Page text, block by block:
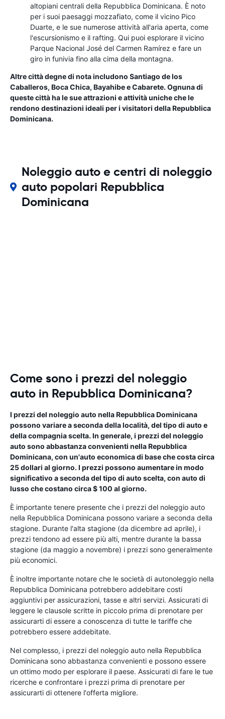
altopiani centrali della Repubblica Dominicana. È noto
per i suoi paesaggi mozzafiato, come il vicino Pico
Duarte, e le sue numerose attività all'aria aperta, come
l'escursionismo e il rafting. Qui puoi esplorare il vicino
Parque Nacional José del Carmen Ramírez e fare un
giro in funivia fino alla cima della montagna.
Altre città degne di nota includono Santiago de los
Caballeros, Boca Chica, Bayahibe e Cabarete. Ognuna di
queste città ha le sue attrazioni e attività uniche che le
rendono destinazioni ideali per i visitatori della Repubblica
Dominicana.
Noleggio auto e centri di noleggio
auto popolari Repubblica
Dominicana
Come sono i prezzi del noleggio
auto in Repubblica Dominicana?
I prezzi del noleggio auto nella Repubblica Dominicana
possono variare a seconda della località, del tipo di auto e
della compagnia scelta. In generale, i prezzi del noleggio
auto sono abbastanza convenienti nella Repubblica
Dominicana, con un'auto economica di base che costa circa
25 dollari al giorno. I prezzi possono aumentare in modo
significativo a seconda del tipo di auto scelta, con auto di
lusso che costano circa $ 100 al giorno.
È importante tenere presente che i prezzi del noleggio auto
nella Repubblica Dominicana possono variare a seconda della
stagione. Durante l'alta stagione (da dicembre ad aprile), i
prezzi tendono ad essere più alti, mentre durante la bassa
stagione (da maggio a novembre) i prezzi sono generalmente
più economici.
È inoltre importante notare che le società di autonoleggio nella
Repubblica Dominicana potrebbero addebitare costi
aggiuntivi per assicurazioni, tasse e altri servizi. Assicurati di
leggere le clausole scritte in piccolo prima di prenotare per
assicurarti di essere a conoscenza di tutte le tariffe che
potrebbero essere addebitate.
Nel complesso, i prezzi del noleggio auto nella Repubblica
Dominicana sono abbastanza convenienti e possono essere
un ottimo modo per esplorare il paese. Assicurati di fare le tue
ricerche e confrontare i prezzi prima di prenotare per
assicurarti di ottenere l'offerta migliore.